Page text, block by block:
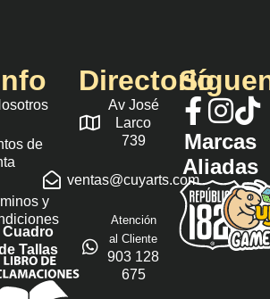
de
y
Cuadro
Tallas
Directorio
Av José
Larco
739
ventas@cuyarts.com
Atención
al Cliente
903 128
675
Marcas
Aliadas